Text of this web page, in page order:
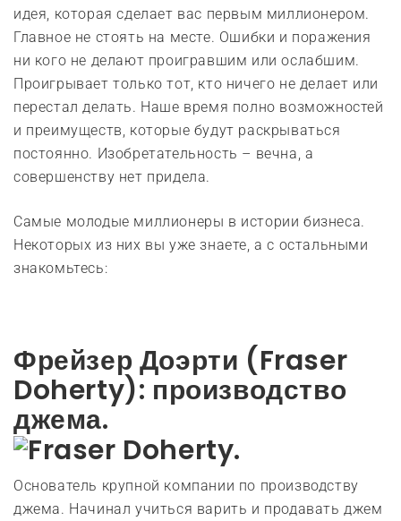
идея, которая сделает вас первым миллионером.
Главное не стоять на месте. Ошибки и поражения
ни кого не делают проигравшим или ослабшим.
Проигрывает только тот, кто ничего не делает или
перестал делать. Наше время полно возможностей
и преимуществ, которые будут раскрываться
постоянно. Изобретательность – вечна, а
совершенству нет придела.
Самые молодые миллионеры в истории бизнеса.
Некоторых из них вы уже знаете, а с остальными
знакомьтесь:
Фрейзер Доэрти (Fraser
Doherty): производство
джема.
Основатель крупной компании по производству
джема. Начинал учиться варить и продавать джем